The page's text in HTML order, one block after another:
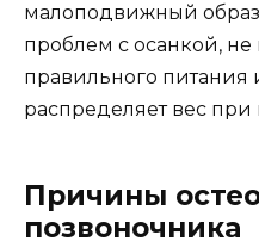
малоподвижный образ
проблем с осанкой,
правильного
распределяет вес
Причины
позвоночника